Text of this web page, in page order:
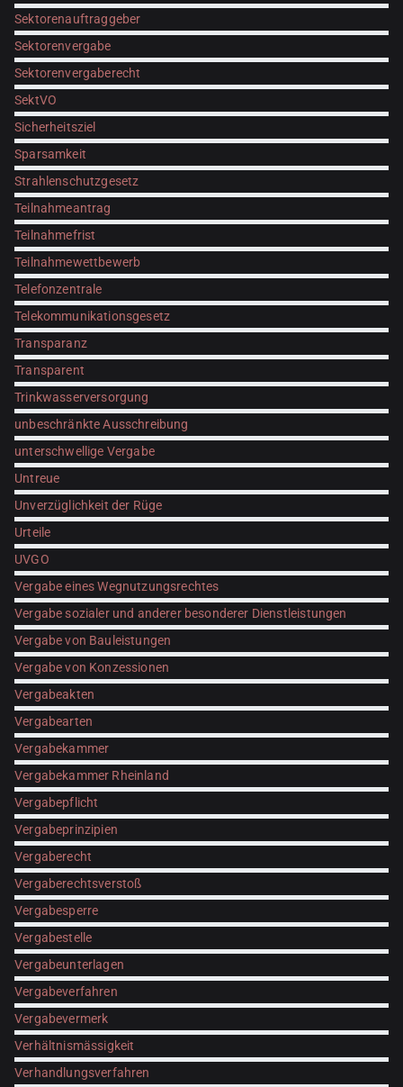
Sektorenauftraggeber
Sektorenvergabe
Sektorenvergaberecht
SektVO
Sicherheitsziel
Sparsamkeit
Strahlenschutzgesetz
Teilnahmeantrag
Teilnahmefrist
Teilnahmewettbewerb
Telefonzentrale
Telekommunikationsgesetz
Transparanz
Transparent
Trinkwasserversorgung
unbeschränkte Ausschreibung
unterschwellige Vergabe
Untreue
Unverzüglichkeit der Rüge
Urteile
UVGO
Vergabe eines Wegnutzungsrechtes
Vergabe sozialer und anderer besonderer Dienstleistungen
Vergabe von Bauleistungen
Vergabe von Konzessionen
Vergabeakten
Vergabearten
Vergabekammer
Vergabekammer Rheinland
Vergabepflicht
Vergabeprinzipien
Vergaberecht
Vergaberechtsverstoß
Vergabesperre
Vergabestelle
Vergabeunterlagen
Vergabeverfahren
Vergabevermerk
Verhältnismässigkeit
Verhandlungsverfahren